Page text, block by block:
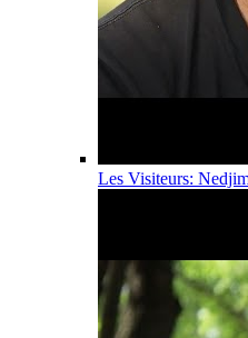
Les Visiteurs: